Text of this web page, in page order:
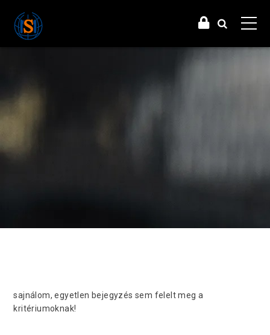
sajnálom, egyetlen bejegyzés sem felelt meg a
kritériumoknak!